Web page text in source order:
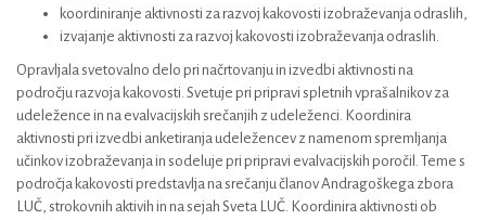
koordiniranje aktivnosti za razvoj kakovosti izobraževanja odraslih,
izvajanje aktivnosti za razvoj kakovosti izobraževanja odraslih.
Opravljala svetovalno delo pri načrtovanju in izvedbi aktivnosti na
področju razvoja kakovosti. Svetuje pri pripravi spletnih vprašalnikov za
udeležence in na evalvacijskih srečanjih z udeleženci. Koordinira
aktivnosti pri izvedbi anketiranja udeležencev z namenom spremljanja
učinkov izobraževanja in sodeluje pri pripravi evalvacijskih poročil. Teme s
področja kakovosti predstavlja na srečanju članov Andragoškega zbora
LUČ, strokovnih aktivih in na sejah Sveta LUČ. Koordinira aktivnosti ob